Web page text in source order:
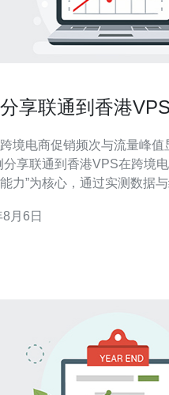
享联通到香港
境电商促销频次与流量峰值
分享联通到香港VPS在跨境
力”为核心，通过实测数据
执行的评估与优化思路。 链路架构与接入
月6日